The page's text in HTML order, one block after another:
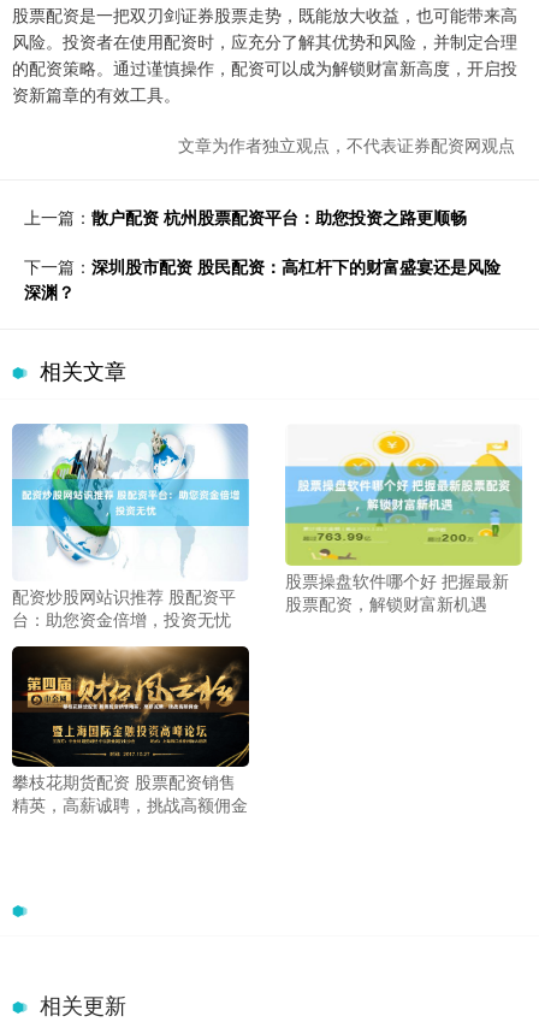
股票配资是一把双刃剑证券股票走势，既能放大收益，也可能带来高
风险。投资者在使用配资时，应充分了解其优势和风险，并制定合理
的配资策略。通过谨慎操作，配资可以成为解锁财富新高度，开启投
资新篇章的有效工具。
文章为作者独立观点，不代表证券配资网观点
上一篇： 散户配资 杭州股票配资平台：助您投资之路更顺畅
下一篇： 深圳股市配资 股民配资：高杠杆下的财富盛宴还是风险
深渊？
相关文章
配资炒股网站识推荐 股配资平
台：助您资金倍增，投资无忧
股票操盘软件哪个好 把握最新
股票配资，解锁财富新机遇
攀枝花期货配资 股票配资销售
精英，高薪诚聘，挑战高额佣金
相关更新